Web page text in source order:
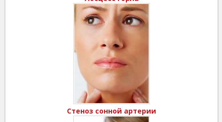
Стеноз сонной артерии